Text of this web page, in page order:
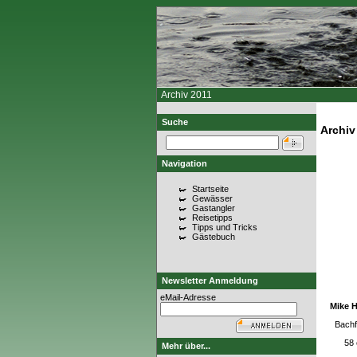
Archiv 2011
Suche
Navigation
Startseite
Gewässer
Gastangler
Reisetipps
Tipps und Tricks
Gästebuch
Newsletter Anmeldung
eMail-Adresse
Mehr über...
Archiv
Mike
58